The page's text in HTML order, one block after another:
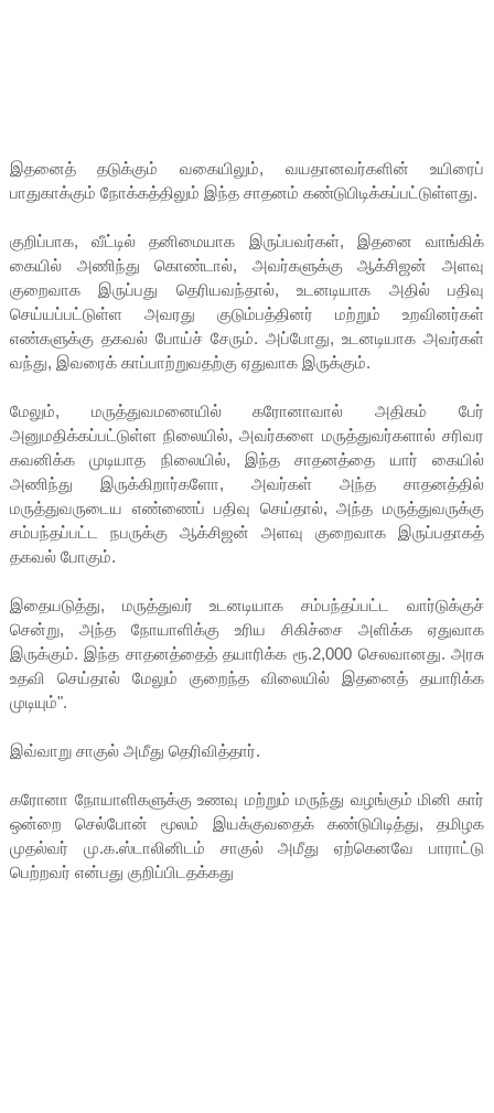
இதனைத் தடுக்கும் வகையிலும், வயதானவர்களின் உயிரைப்
பாதுகாக்கும் நோக்கத்திலும் இந்த சாதனம் கண்டுபிடிக்கப்பட்டுள்ளது.
குறிப்பாக, வீட்டில் தனிமையாக இருப்பவர்கள், இதனை வாங்கிக்
கையில் அணிந்து கொண்டால், அவர்களுக்கு ஆக்சிஜன் அளவு
குறைவாக இருப்பது தெரியவந்தால், உடனடியாக அதில் பதிவு
செய்யப்பட்டுள்ள அவரது குடும்பத்தினர் மற்றும் உறவினர்கள்
எண்களுக்கு தகவல் போய்ச் சேரும். அப்போது, உடனடியாக அவர்கள்
வந்து, இவரைக் காப்பாற்றுவதற்கு ஏதுவாக இருக்கும்.
மேலும், மருத்துவமனையில் கரோனாவால் அதிகம் பேர்
அனுமதிக்கப்பட்டுள்ள நிலையில், அவர்களை மருத்துவர்களால் சரிவர
கவனிக்க முடியாத நிலையில், இந்த சாதனத்தை யார் கையில்
அணிந்து இருக்கிறார்களோ, அவர்கள் அந்த சாதனத்தில்
மருத்துவருடைய எண்ணைப் பதிவு செய்தால், அந்த மருத்துவருக்கு
சம்பந்தப்பட்ட நபருக்கு ஆக்சிஜன் அளவு குறைவாக இருப்பதாகத்
தகவல் போகும்.
இதையடுத்து, மருத்துவர் உடனடியாக சம்பந்தப்பட்ட வார்டுக்குச்
சென்று, அந்த நோயாளிக்கு உரிய சிகிச்சை அளிக்க ஏதுவாக
இருக்கும். இந்த சாதனத்தைத் தயாரிக்க ரூ.2,000 செலவானது. அரசு
உதவி செய்தால் மேலும் குறைந்த விலையில் இதனைத் தயாரிக்க
முடியும்".
இவ்வாறு சாகுல் அமீது தெரிவித்தார்.
கரோனா நோயாளிகளுக்கு உணவு மற்றும் மருந்து வழங்கும் மினி கார்
ஒன்றை செல்போன் மூலம் இயக்குவதைக் கண்டுபிடித்து, தமிழக
முதல்வர் மு.க.ஸ்டாலினிடம் சாகுல் அமீது ஏற்கெனவே பாராட்டு
பெற்றவர் என்பது குறிப்பிடதக்கது